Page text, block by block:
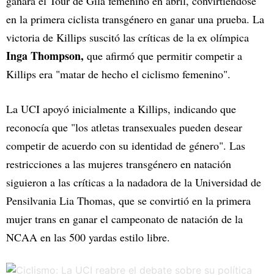
en la primera ciclista transgénero en ganar una prueba. La
victoria de Killips suscitó las críticas de la ex olímpica
Inga Thompson, que afirmó que permitir competir a
Killips era "matar de hecho el ciclismo femenino".
La UCI apoyó inicialmente a Killips, indicando que
reconocía que "los atletas transexuales pueden desear
competir de acuerdo con su identidad de género". Las
restricciones a las mujeres transgénero en natación
siguieron a las críticas a la nadadora de la Universidad de
Pensilvania Lia Thomas, que se convirtió en la primera
mujer trans en ganar el campeonato de natación de la
NCAA en las 500 yardas estilo libre.